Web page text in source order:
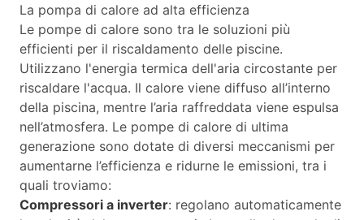
La pompa di calore ad alta efficienza
Le pompe di calore sono tra le soluzioni più
efficienti per il riscaldamento delle piscine.
Utilizzano l'energia termica dell'aria circostante per
riscaldare l'acqua. Il calore viene diffuso all’interno
della piscina, mentre l’aria raffreddata viene espulsa
nell’atmosfera. Le pompe di calore di ultima
generazione sono dotate di diversi meccanismi per
aumentarne l’efficienza e ridurne le emissioni, tra i
quali troviamo:
Compressori a inverter: regolano automaticamente